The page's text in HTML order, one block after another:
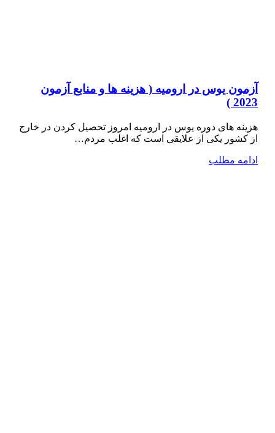
آزمون یوس در ارومیه ( هزینه ها و منابع آزمون
2023 )
هزینه های دوره یوس در ارومیه امروز تحصیل کردن در خارج
از کشور یکی از علایقی است که اغلب مردم…
ادامه مطلب